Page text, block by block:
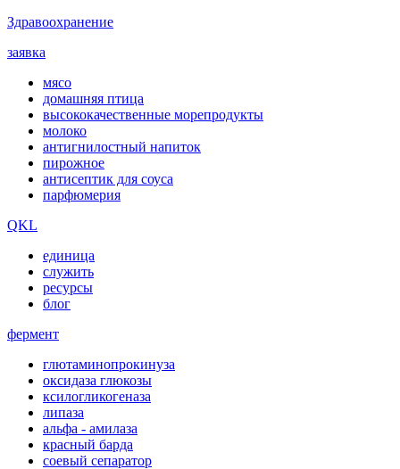
Здравоохранение
заявка
мясо
домашняя птица
высококачественные морепродукты
молоко
антигнилостный напиток
пирожное
антисептик для соуса
парфюмерия
QKL
единица
служить
ресурсы
блог
фермент
глютаминопрокинуза
оксидаза глюкозы
ксилогликогеназа
липаза
альфа - амилаза
красный барда
соевый сепаратор